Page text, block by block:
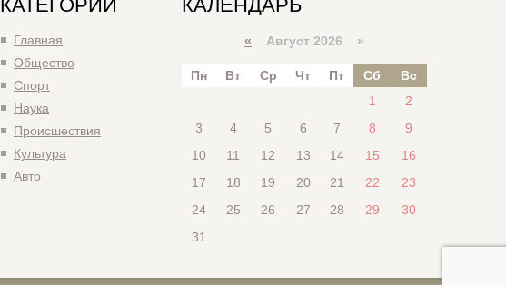
КАТЕГОРИИ
Главная
Общество
Спорт
Наука
Происшествия
Культура
Авто
КАЛЕНДАРЬ
« Август 2026 »
Пн Вт Ср Чт Пт Сб
Вс
1
2
3
4 5 6 7 8
9
10
11 12 13 14 15
16
17
18 19 20 21 22
23
24
25 26 27 28 29
30
31